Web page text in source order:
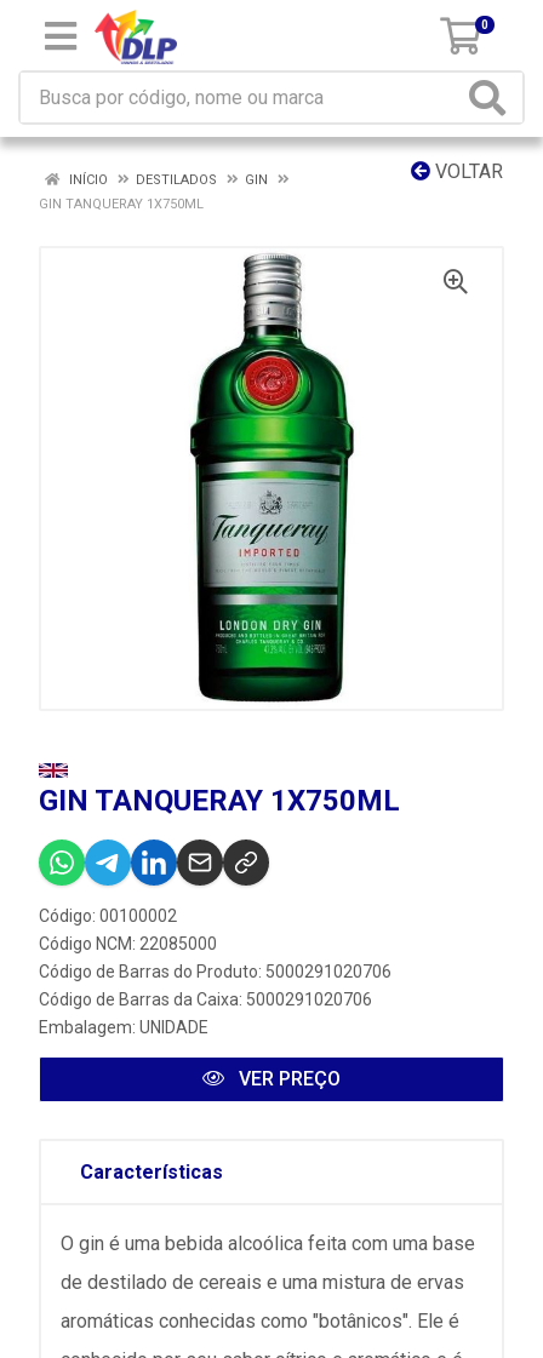
0
VOLTAR
INÍCIO DESTILADOS
GIN
GIN TANQUERAY 1X750ML
GIN TANQUERAY 1X750ML
Código: 00100002
Código NCM: 22085000
Código de Barras do Produto: 5000291020706
Código de Barras da Caixa: 5000291020706
Embalagem: UNIDADE
VER PREÇO
Características
O gin é uma bebida alcoólica feita com uma base
de destilado de cereais e uma mistura de ervas
aromáticas conhecidas como "botânicos". Ele é